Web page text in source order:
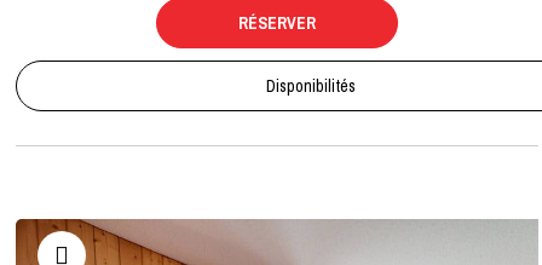
RÉSERVER
Disponibilités